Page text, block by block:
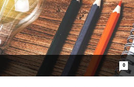
0